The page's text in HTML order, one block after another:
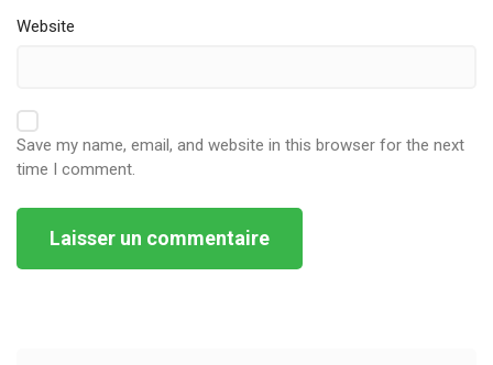
Website
Save my name, email, and website in this browser for the next
time I comment.